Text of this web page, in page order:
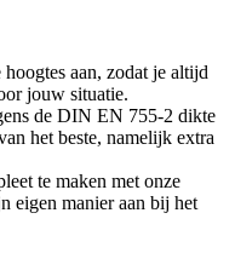
aan, zodat je altijd
jouw situatie.
de DIN EN 755-2 dikte
het beste, namelijk extra
te maken met onze
eigen manier aan bij het